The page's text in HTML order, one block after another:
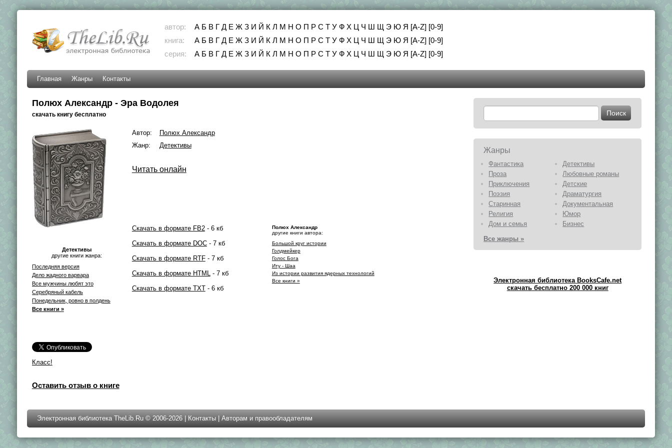
автор: А Б В Г Д Е Ж З И Й К Л М Н О П Р С Т У Ф Х Ц Ч Ш Щ Э Ю Я [A-Z] [0-9]
книга:
А Б В Г Д Е Ж З И Й К Л М Н О П Р С Т У Ф Х Ц Ч Ш Щ Э Ю Я [A-Z] [0-9]
серия:
А Б В Г Д Е Ж З И Й К Л М Н О П Р С Т У Ф Х Ц Ч Ш Щ Э Ю Я [A-Z] [0-9]
Главная Жанры Контакты
Полюх Александр - Эра Водолея
скачать книгу бесплатно
Детективы
другие книги жанра:
Последняя версия
Дело жадного варвара
Все мужчины любят это
Серебряный кабель
Понедельник, ровно в полдень
Все книги »
Класс!
Автор:
Полюх Александр
Жанр:
Детективы
Читать онлайн
Скачать в формате FB2- 6 кб
Скачать в формате DOC- 7 кб
Скачать в формате RTF- 7 кб
Скачать в формате HTML- 7 кб
Скачать в формате TXT- 6 кб
Полюх Александр
другие книги автора:
Большой круг истории
Голдмейкер
Голос Бога
Иту - Шаа
Из истории развития ядерных технологий
Все книги »
Оставить отзыв о книге
Жанры
Фантастика
Детективы
Проза
Любовные романы
Приключения
Детские
Поэзия
Драматургия
Старинная
Документальная
Религия
Юмор
Дом и семья
Бизнес
Все жанры »
Электронная библиотека BooksCafe.net
скачать бесплатно 200 000 книг
Электронная библиотека TheLib.Ru © 2006-2026 | Контакты| Авторам и правообладателям